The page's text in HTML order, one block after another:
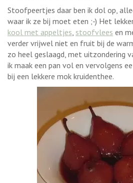
Stoofpeertjes daar ben ik dol op,
waar ik ze bij moet eten ;-) Het
kool met appeltjes, stoofvlees en
verder vrijwel niet en fruit bij de
zo heel geslaagd, met uitzondering
ik maak een pan vol en vervolgens
bij een lekkere mok kruidenthee.